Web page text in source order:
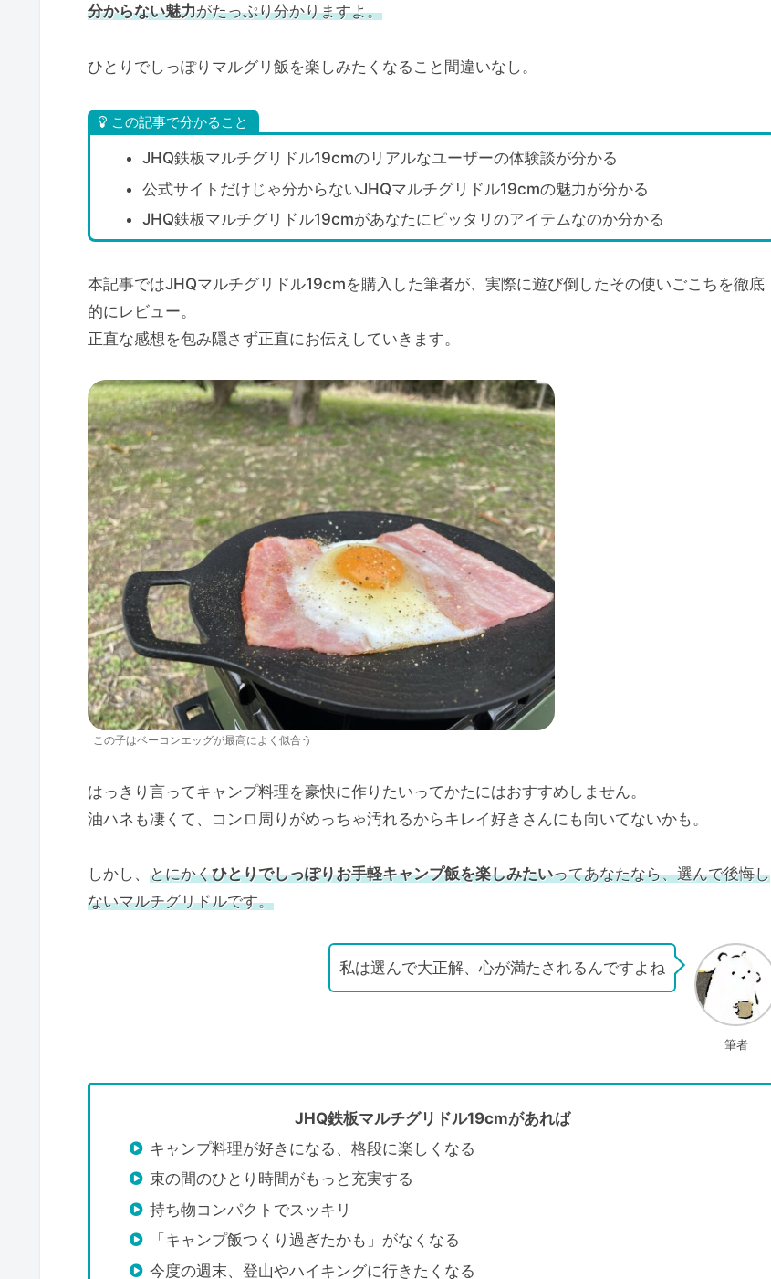
分からない魅力がたっぷり分かりますよ。
ひとりでしっぽりマルグリ飯を楽しみたくなること間違いなし。
この記事で分かること
JHQ鉄板マルチグリドル19cmのリアルなユーザーの体験談が分かる
公式サイトだけじゃ分からないJHQマルチグリドル19cmの魅力が分かる
JHQ鉄板マルチグリドル19cmがあなたにピッタリのアイテムなのか分かる
本記事ではJHQマルチグリドル19cmを購入した筆者が、実際に遊び倒したその使いごこちを徹底
的にレビュー。
正直な感想を包み隠さず正直にお伝えしていきます。
この子はベーコンエッグが最高によく似合う
はっきり言ってキャンプ料理を豪快に作りたいってかたにはおすすめしません。
油ハネも凄くて、コンロ周りがめっちゃ汚れるからキレイ好きさんにも向いてないかも。
しかし、 とにかくひとりでしっぽりお手軽キャンプ飯を楽しみたいってあなたなら、選んで後悔し
ないマルチグリドルです。
筆者
私は選んで大正解、心が満たされるんですよね
JHQ鉄板マルチグリドル19cmがあれば
キャンプ料理が好きになる、格段に楽しくなる
束の間のひとり時間がもっと充実する
持ち物コンパクトでスッキリ
「キャンプ飯つくり過ぎたかも」がなくなる
今度の週末、登山やハイキングに行きたくなる